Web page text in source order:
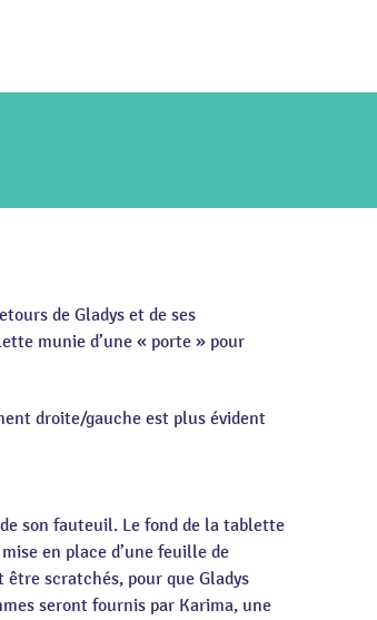
de Gladys et de ses
munie d’une « porte » pour
droite/gauche est plus évident
son fauteuil. Le fond de la tablette
en place d’une feuille de
être scratchés, pour que Gladys
seront fournis par Karima, une